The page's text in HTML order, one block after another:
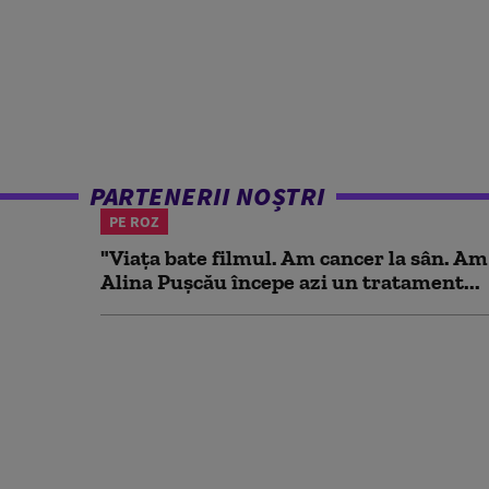
PARTENERII NOȘTRI
PE ROZ
"Viața bate filmul. Am cancer la sân.
Alina Pușcău începe azi un tratament...